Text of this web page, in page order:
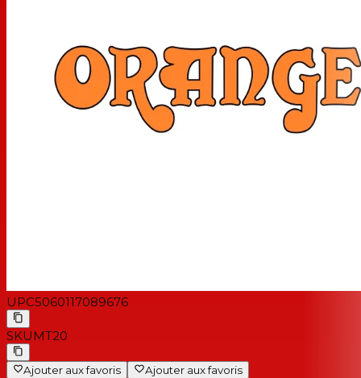
UPC5060117089676
SKUMT20
Ajouter aux favoris Ajouter aux favoris